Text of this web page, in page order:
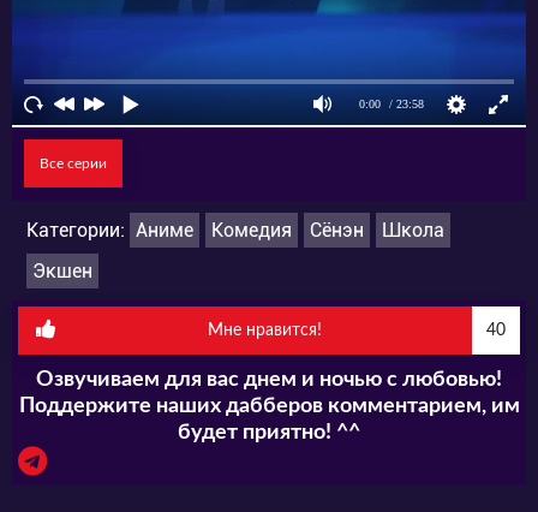
Все серии
Категории: Аниме Комедия Сёнэн
Школа
Экшен
Мне нравится! 40
Озвучиваем для вас днем и ночью с любовью!
Поддержите наших дабберов комментарием, им
будет приятно! ^^